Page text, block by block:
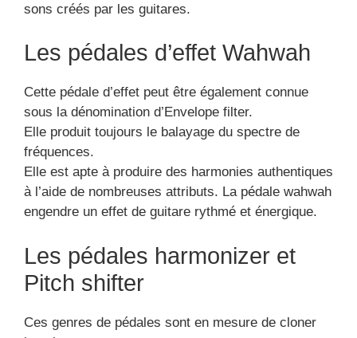
sons créés par les guitares.
Les pédales d’effet Wahwah
Cette pédale d’effet peut être également connue
sous la dénomination d’Envelope filter.
Elle produit toujours le balayage du spectre de
fréquences.
Elle est apte à produire des harmonies authentiques
à l’aide de nombreuses attributs. La pédale wahwah
engendre un effet de guitare rythmé et énergique.
Les pédales harmonizer et
Pitch shifter
Ces genres de pédales sont en mesure de cloner